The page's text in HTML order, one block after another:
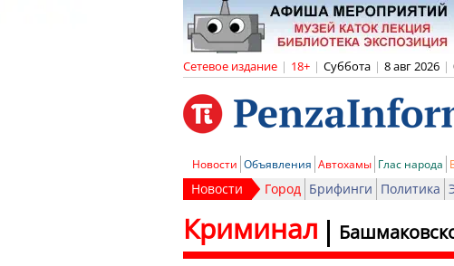
Сетевое издание | 18+ | Суббота | 8 авг 2026 |
Новости Объявления Автохамы Глас народа
Новости Город Брифинги Политика
Криминал